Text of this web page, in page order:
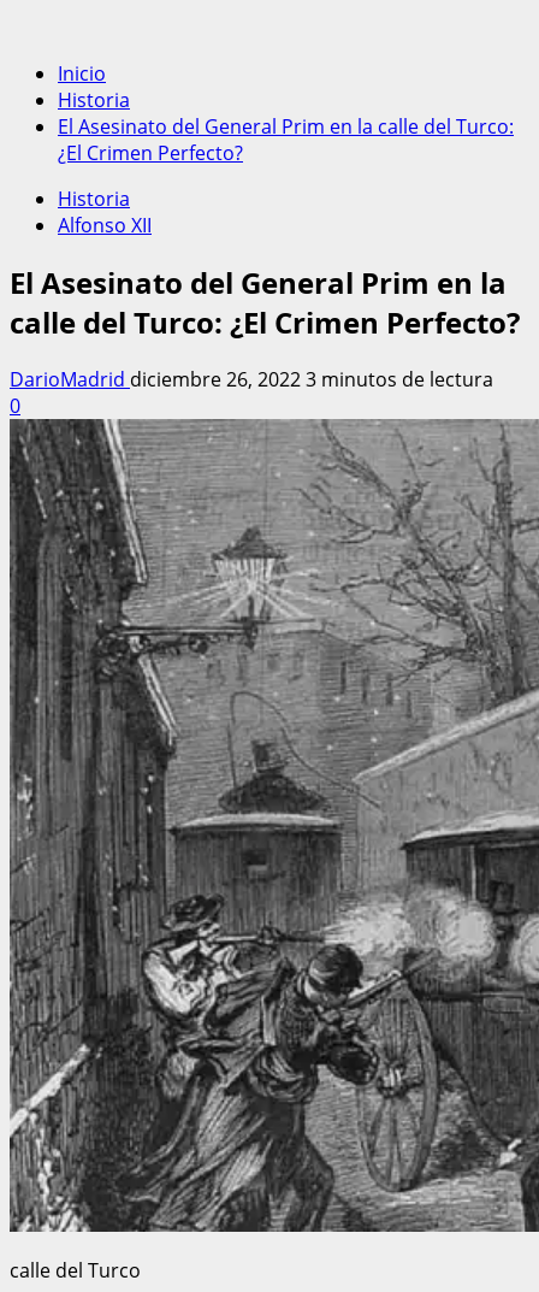
Inicio
Historia
El Asesinato del General Prim en la calle del Turco:
¿El Crimen Perfecto?
Historia
Alfonso XII
El Asesinato del General Prim en la
calle del Turco: ¿El Crimen Perfecto?
DarioMadrid diciembre 26, 20223 minutos de lectura
0
calle del Turco